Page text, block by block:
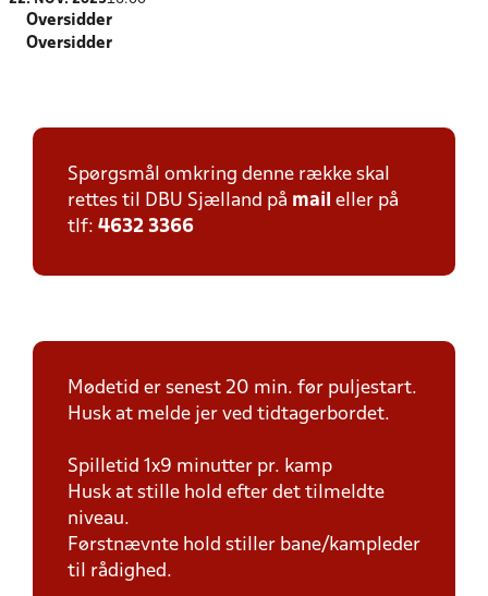
Oversidder
Oversidder
Spørgsmål omkring denne række skal
rettes til DBU Sjælland på mail eller på
tlf: 4632 3366
Mødetid er senest 20 min. før puljestart.
Husk at melde jer ved tidtagerbordet.
Spilletid 1x9 minutter pr. kamp
Husk at stille hold efter det tilmeldte
niveau.
Førstnævnte hold stiller bane/kampleder
til rådighed.